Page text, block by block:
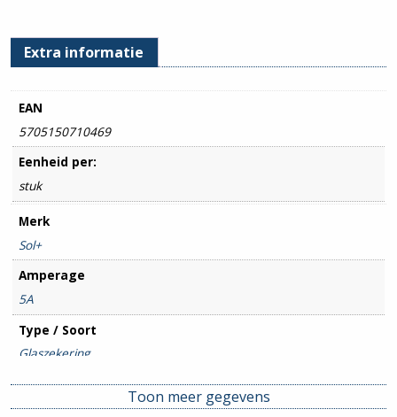
Extra informatie
EAN
5705150710469
Eenheid per:
stuk
Merk
Sol+
Amperage
5A
Type / Soort
Glaszekering
Uitsch. karakteristiek
F (snel)
Toon meer gegevens